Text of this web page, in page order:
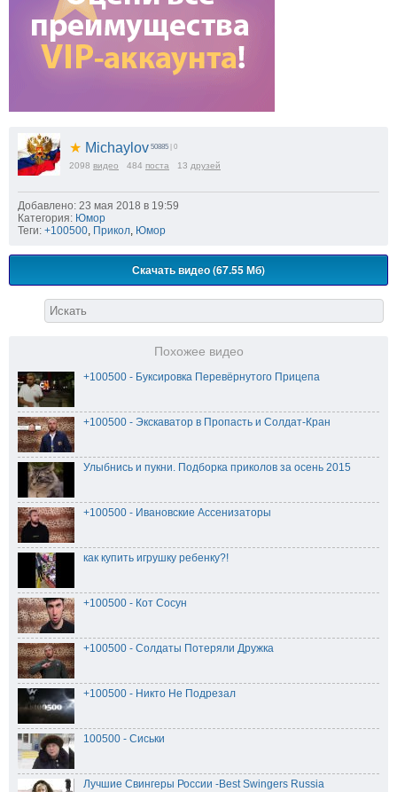
★ Michaylov 50885 | 0
2098 видео 484 поста 13 друзей
Добавлено: 23 мая 2018 в 19:59
Категория: Юмор
Теги: +100500, Прикол, Юмор
Скачать видео (67.55 Мб)
Похожее видео
+100500 - Буксировка Перевёрнутого Прицепа
+100500 - Экскаватор в Пропасть и Солдат-Кран
Улыбнись и пукни. Подборка приколов за осень 2015
+100500 - Ивановские Ассенизаторы
как купить игрушку ребенку?!
+100500 - Кот Сосун
+100500 - Солдаты Потеряли Дружка
+100500 - Никто Не Подрезал
100500 - Сиськи
Лучшие Свингеры России -Best Swingers Russia